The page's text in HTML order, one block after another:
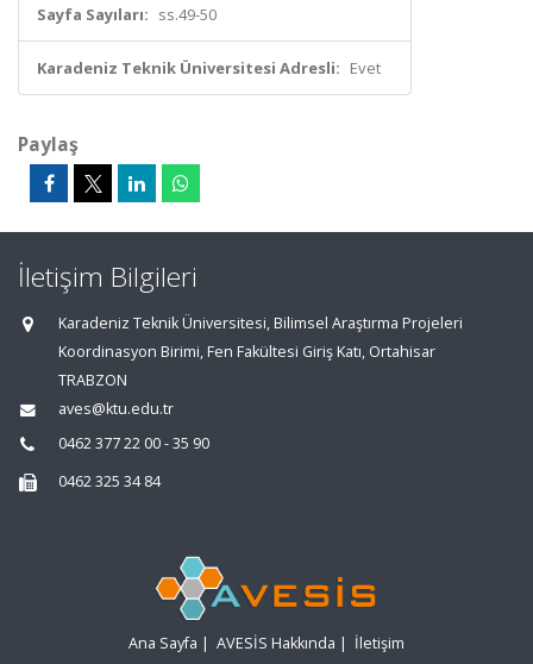
Sayfa Sayıları: ss.49-50
Karadeniz Teknik Üniversitesi Adresli: Evet
Paylaş
İletişim Bilgileri
Karadeniz Teknik Üniversitesi, Bilimsel Araştırma Projeleri
Koordinasyon Birimi, Fen Fakültesi Giriş Katı, Ortahisar
TRABZON
aves@ktu.edu.tr
0462 377 22 00 - 35 90
0462 325 34 84
Ana Sayfa | AVESİS Hakkında | İletişim